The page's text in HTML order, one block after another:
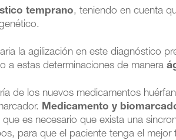
temprano, teniendo en cuenta
la agilización en este diagnóstico
a estas determinaciones de manera
de los nuevos medicamentos
Medicamento y
que es necesario que exista una
para que el paciente tenga el